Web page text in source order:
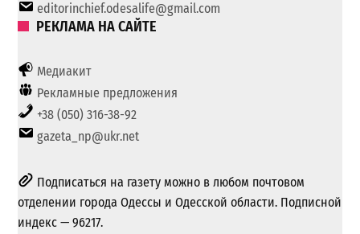
editorinchief.odesalife@gmail.com
РЕКЛАМА НА САЙТЕ
Медиакит
Рекламные предложения
+38 (050) 316-38-92
gazeta_np@ukr.net
Подписаться на газету можно в любом почтовом
отделении города Одессы и Одесской области. Подписной
индекс — 96217.